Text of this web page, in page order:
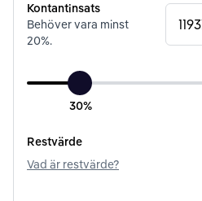
Kontantinsats
Behöver vara minst
20%.
30%
Restvärde
Vad är restvärde?